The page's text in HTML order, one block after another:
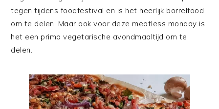
tegen tijdens foodfestival en is het heerlijk borrelfood
om te delen. Maar ook voor deze meatless monday is
het een prima vegetarische avondmaaltijd om te
delen.